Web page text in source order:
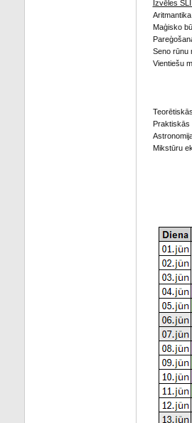
Izvēles
Maģisko
Seno rūnu
Vientiešu
Praktiskās
Mikstūru